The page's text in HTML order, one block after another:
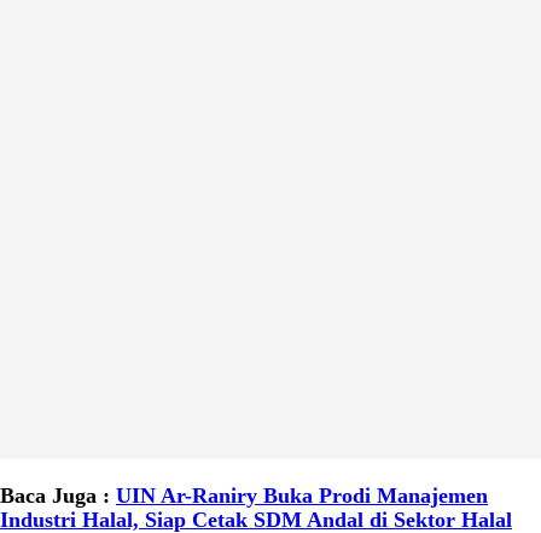
Baca Juga : UIN Ar-Raniry Buka Prodi Manajemen
Industri Halal, Siap Cetak SDM Andal di Sektor Halal